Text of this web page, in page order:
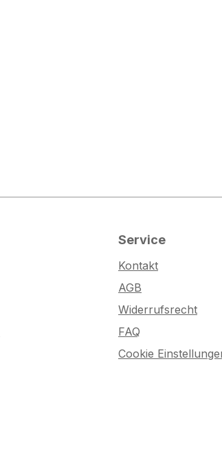
Service
Kontakt
AGB
Widerrufsrecht
FAQ
Cookie